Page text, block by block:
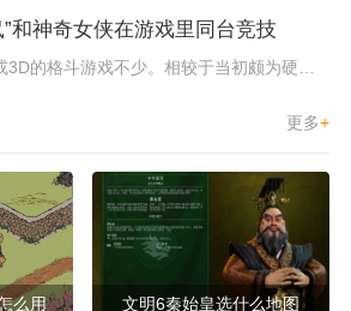
”和神奇女侠在游戏里同台竞技
更多+
么用 文明6秦始皇选什么地图